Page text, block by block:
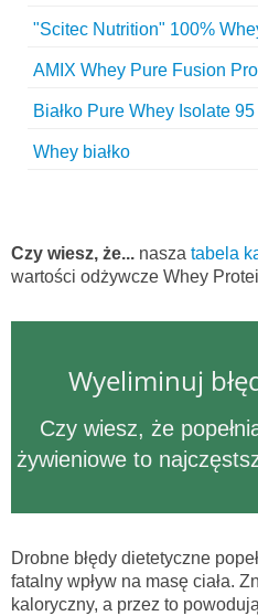
"Scitec Nutrition" 100%
AMIX Whey Pure Fusion
Białko Pure Whey Isolate
Whey białko
Czy wiesz, że... nasza tabela
wartości odżywcze Whey
Wyeliminuj
Czy wiesz, że
żywieniowe to
Drobne błędy dietetyczne
fatalny wpływ na masę ciała.
kaloryczny, a przez to